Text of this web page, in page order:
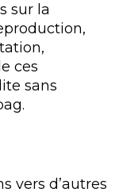
sur la
ces
sans
vers d’autres